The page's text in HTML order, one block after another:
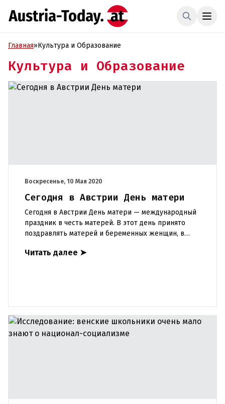
Главная»Культура и Образование
Культура и Образование
Воскресенье, 10 Мая 2020
Сегодня в Австрии День матери
Сегодня в Австрии День матери — международный
праздник в честь матерей. В этот день принято
поздравлять матерей и беременных женщин, в
поздравления приним
Читать далее ➤